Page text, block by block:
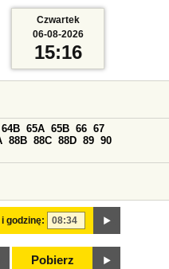
i godzinę:
64B 65A 65B 66 67
88B 88C 88D 89 90
Pobierz
Czwartek
06-08-2026
15:16